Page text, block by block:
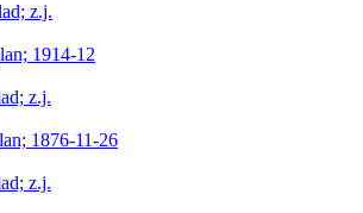
z.j.
1914-12
z.j.
1876-11-26
z.j.